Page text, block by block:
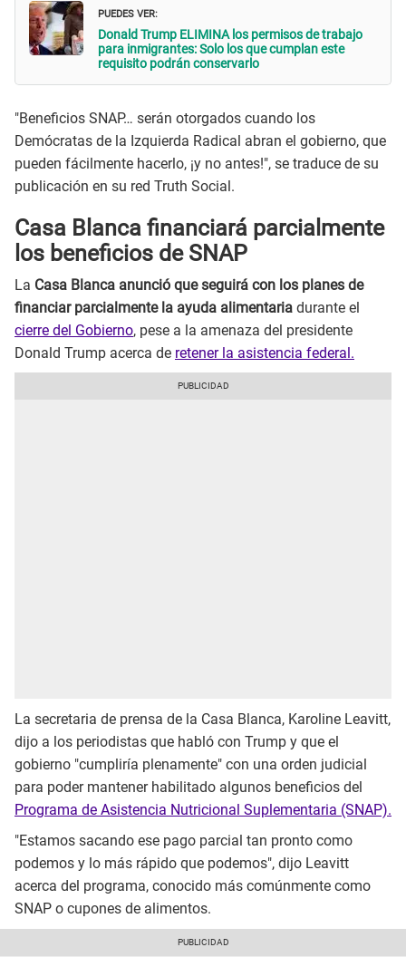
PUEDES VER:
Donald Trump ELIMINA los permisos de trabajo
para inmigrantes: Solo los que cumplan este
requisito podrán conservarlo
"Beneficios SNAP… serán otorgados cuando los
Demócratas de la Izquierda Radical abran el gobierno, que
pueden fácilmente hacerlo, ¡y no antes!", se traduce de su
publicación en su red Truth Social.
Casa Blanca financiará parcialmente
los beneficios de SNAP
La Casa Blanca anunció que seguirá con los planes de
financiar parcialmente la ayuda alimentaria durante el
cierre del Gobierno, pese a la amenaza del presidente
Donald Trump acerca de retener la asistencia federal.
La secretaria de prensa de la Casa Blanca, Karoline Leavitt,
dijo a los periodistas que habló con Trump y que el
gobierno "cumpliría plenamente" con una orden judicial
para poder mantener habilitado algunos beneficios del
Programa de Asistencia Nutricional Suplementaria (SNAP).
"Estamos sacando ese pago parcial tan pronto como
podemos y lo más rápido que podemos", dijo Leavitt
acerca del programa, conocido más comúnmente como
SNAP o cupones de alimentos.